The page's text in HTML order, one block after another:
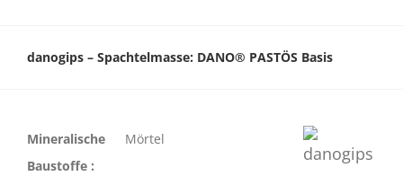
danogips – Spachtelmasse: DANO® PASTÖS Basis
Mineralische
Baustoffe :
Mörtel